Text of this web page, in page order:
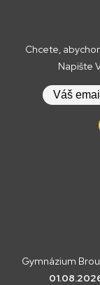
Chcete,
Napište
Gymnázium